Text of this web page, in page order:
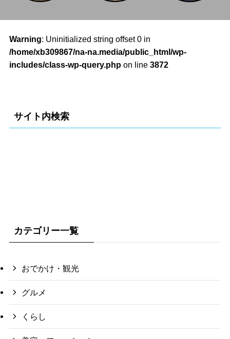
Warning: Uninitialized string offset 0 in
/home/xb309867/na-na.media/public_html/wp-
includes/class-wp-query.phpon line 3872
サイト内検索
カテゴリー一覧
おでかけ・観光
グルメ
くらし